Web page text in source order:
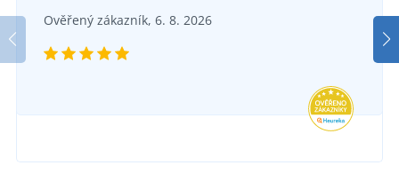
SKLADEM
Ověřený zákazník, 6. 8. 2026